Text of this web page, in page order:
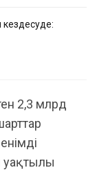
2,3 млрд
уақтылы